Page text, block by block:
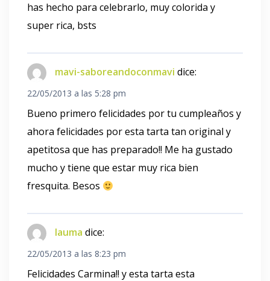
has hecho para celebrarlo, muy colorida y
super rica, bsts
mavi-saboreandoconmavi dice:
22/05/2013 a las 5:28 pm
Bueno primero felicidades por tu cumpleaños y
ahora felicidades por esta tarta tan original y
apetitosa que has preparado!! Me ha gustado
mucho y tiene que estar muy rica bien
fresquita. Besos
lauma dice:
22/05/2013 a las 8:23 pm
Felicidades Carmina!! y esta tarta esta